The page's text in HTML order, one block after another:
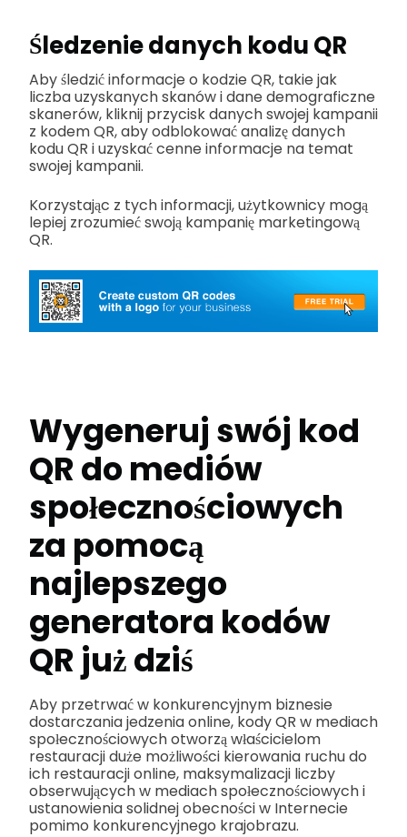
Śledzenie danych kodu QR
Aby śledzić informacje o kodzie QR, takie jak
liczba uzyskanych skanów i dane demograficzne
skanerów, kliknij przycisk danych swojej kampanii
z kodem QR, aby odblokować analizę danych
kodu QR i uzyskać cenne informacje na temat
swojej kampanii.
Korzystając z tych informacji, użytkownicy mogą
lepiej zrozumieć swoją kampanię marketingową
QR.
Wygeneruj swój kod
QR do mediów
społecznościowych
za pomocą
najlepszego
generatora kodów
QR już dziś
Aby przetrwać w konkurencyjnym biznesie
dostarczania jedzenia online, kody QR w mediach
społecznościowych otworzą właścicielom
restauracji duże możliwości kierowania ruchu do
ich restauracji online, maksymalizacji liczby
obserwujących w mediach społecznościowych i
ustanowienia solidnej obecności w Internecie
pomimo konkurencyjnego krajobrazu.